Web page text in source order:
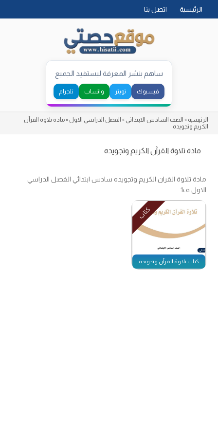
الرئيسية اتصل بنا
ساهم بنشر المعرفة ليستفيد الجميع
فيسبوك تويتر واتساب تلجرام
الرئيسية » الصف السادس الابتدائي » الفصل الدراسي الاول »مادة تلاوة القرآن
الكريم وتجويده
مادة تلاوة القرآن الكريم وتجويده
مادة تلاوة القران الكريم وتجويده سادس ابتدائي الفصل الدراسي
الاول ف1
كتاب
كتاب تلاوة القرآن وتجويده